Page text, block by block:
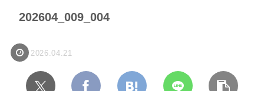
202604_009_004
2026.04.21